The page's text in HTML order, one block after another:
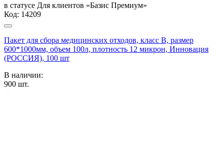
в статусе Для клиентов «Базис Премиум»
Код: 14209
Пакет для сбора медицинских отходов, класс В, размер
600*1000мм, объем 100л, плотность 12 микрон, Инновация
(РОССИЯ), 100 шт
В наличии:
900 шт.